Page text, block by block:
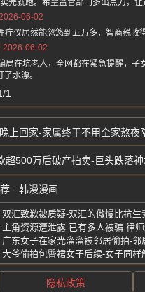
就跑。希望监管部门多出点力，让
06-02
仪居然能忽悠到五万多，智商税收
2026-06-02
在坑老人，全网都在紧急提醒，子
水漂。
1
上回家-家属终于不用全家熬夜
超500万后破产拍卖-巨头跌落
- 韩漫漫画
双汇致歉被质疑-双汇的傲慢比抗
主角资源遭泄露-已有多人被骗-律
广东女子在家光溜溜被邻居偷拍-
大爷偷拍包臀裙女子后续-女子同
隐私政策